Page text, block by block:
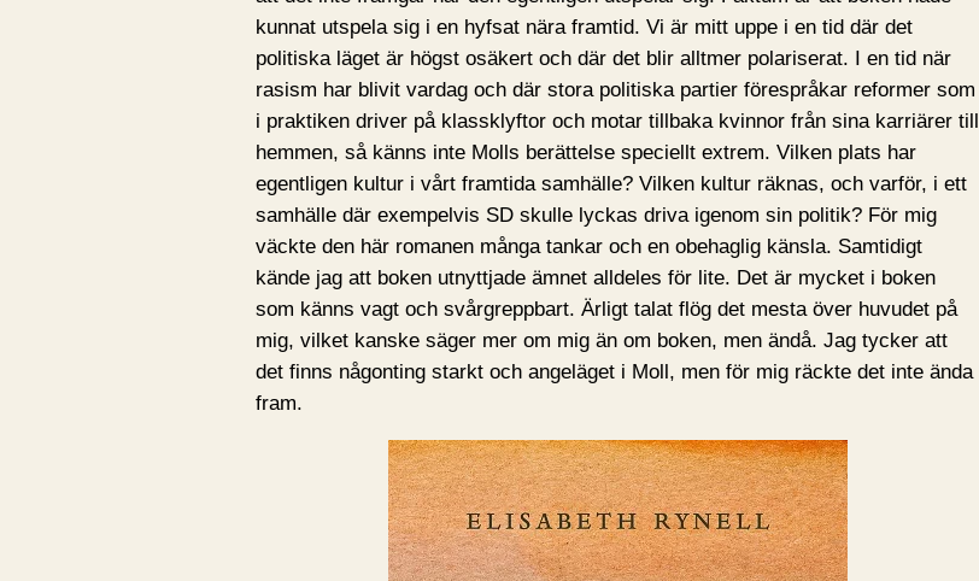
kunnat utspela sig i en hyfsat nära framtid. Vi är mitt uppe i en tid där det
politiska läget är högst osäkert och där det blir alltmer polariserat. I en tid när
rasism har blivit vardag och där stora politiska partier förespråkar reformer som
i praktiken driver på klassklyftor och motar tillbaka kvinnor från sina karriärer till
hemmen, så känns inte Molls berättelse speciellt extrem. Vilken plats har
egentligen kultur i vårt framtida samhälle? Vilken kultur räknas, och varför, i ett
samhälle där exempelvis SD skulle lyckas driva igenom sin politik? För mig
väckte den här romanen många tankar och en obehaglig känsla. Samtidigt
kände jag att boken utnyttjade ämnet alldeles för lite. Det är mycket i boken
som känns vagt och svårgreppbart. Ärligt talat flög det mesta över huvudet på
mig, vilket kanske säger mer om mig än om boken, men ändå. Jag tycker att
det finns någonting starkt och angeläget i Moll, men för mig räckte det inte ända
fram.